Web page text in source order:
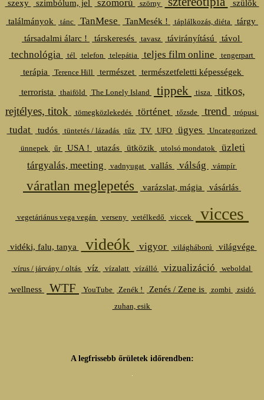
szexy szimbólum, jel szomorú szörny
szülők
találmányok
tánc TanMese TanMesék ! táplálkozás, diéta
tárgy
társadalmi álarc !
társkeresés tavasz távirányítású távol
technológia tél telefon telepátia teljes film online tengerpart
terápia Terence Hill természet
természetfeletti képességek
terrorista
thaiföld The Lonely Island tippek tisza
titkos,
rejtélyes, titok
tömegközlekedés történet tőzsde trend trópusi
tudat tudós tüntetés / lázadás tűz TV UFO ügyes
Uncategorized
ünnepek
űr USA ! utazás ütközik utolsó mondatok
üzleti
tárgyalás, meeting
vadnyugat vallás válság vámpír
váratlan meglepetés varázslat, mágia vásárlás
vegetáriánus vega vegán verseny vetélkedő viccek vicces
vidéki, falu, tanya videók vigyor világháború világvége
vírus / járvány / oltás víz vízalatt vízálló vizualizáció weboldal
wellness WTF YouTube Zenék ! Zenés / Zene is zombi
zsidó
zuhan, esik
A legfrissebb őrületek időrendben: